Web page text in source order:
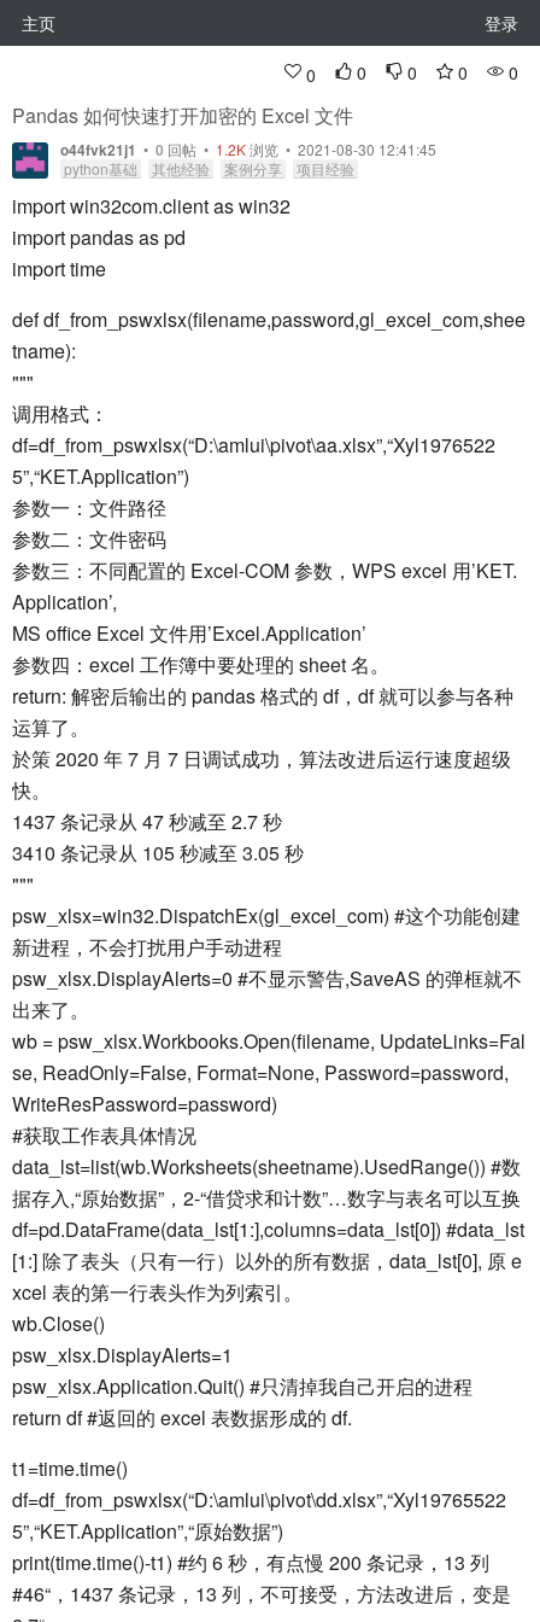
主页 登录
0 0 0 0 0
Pandas 如何快速打开加密的 Excel 文件
o44fvk21j1 • 0 回帖 • 1.2K浏览 • 2021-08-30 12:41:45
python基础
其他经验 案例分享 项目经验
import win32com.client as win32
import pandas as pd
import time
def df_from_pswxlsx(filename,password,gl_excel_com,shee
tname):
"""
调用格式：
df=df_from_pswxlsx(“D:\amlui\pivot\aa.xlsx”,“Xyl1976522
5”,“KET.Application”)
参数一：文件路径
参数二：文件密码
参数三：不同配置的 Excel-COM 参数，WPS excel 用’KET.
Application’,
MS office Excel 文件用’Excel.Application’
参数四：excel 工作簿中要处理的 sheet 名。
return: 解密后输出的 pandas 格式的 df，df 就可以参与各种
运算了。
於策 2020 年 7 月 7 日调试成功，算法改进后运行速度超级
快。
1437 条记录从 47 秒减至 2.7 秒
3410 条记录从 105 秒减至 3.05 秒
"""
psw_xlsx=win32.DispatchEx(gl_excel_com) #这个功能创建
新进程，不会打扰用户手动进程
psw_xlsx.DisplayAlerts=0 #不显示警告,SaveAS 的弹框就不
出来了。
wb = psw_xlsx.Workbooks.Open(filename, UpdateLinks=Fal
se, ReadOnly=False, Format=None, Password=password,
WriteResPassword=password)
#获取工作表具体情况
data_lst=list(wb.Worksheets(sheetname).UsedRange()) #数
据存入,“原始数据”，2-“借贷求和计数”…数字与表名可以互换
df=pd.DataFrame(data_lst[1:],columns=data_lst[0]) #data_lst
[1:] 除了表头（只有一行）以外的所有数据，data_lst[0], 原 e
xcel 表的第一行表头作为列索引。
wb.Close()
psw_xlsx.DisplayAlerts=1
psw_xlsx.Application.Quit() #只清掉我自己开启的进程
return df #返回的 excel 表数据形成的 df.
t1=time.time()
df=df_from_pswxlsx(“D:\amlui\pivot\dd.xlsx”,“Xyl19765522
5”,“KET.Application”,“原始数据”)
print(time.time()-t1) #约 6 秒，有点慢 200 条记录，13 列
#46“，1437 条记录，13 列，不可接受，方法改进后，变是